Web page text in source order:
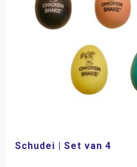
Schudei | Set van 4